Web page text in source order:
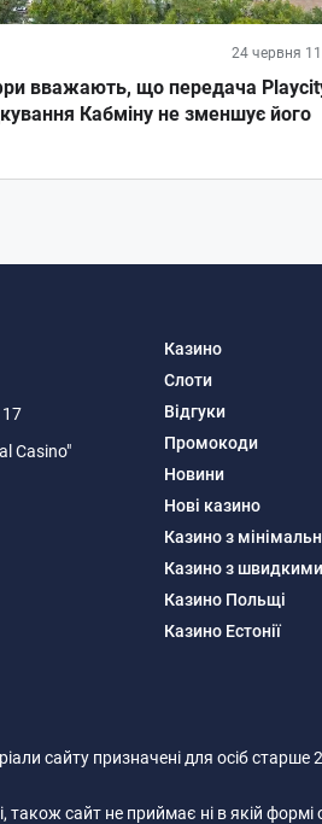
24 червня
вважають, що передача
Кабміну не зменшує його
17
Casino"
Казино
Слоти
Відгуки
Промокоди
Новини
Нові казино
Казино з
Казино з
Казино Польщі
Казино Естонії
сайту призначені для осіб старше
сайт не приймає ні в якій